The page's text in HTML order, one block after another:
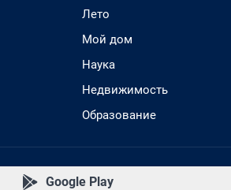
Лето
Мой дом
Наука
Недвижимость
Образование
Google Play